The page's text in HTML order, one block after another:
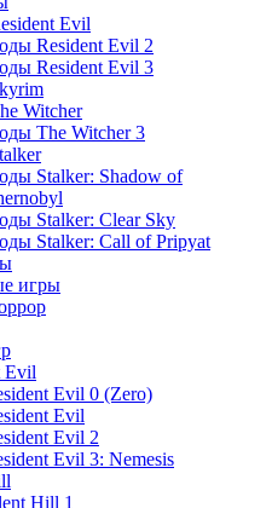
Evil
Resident Evil 2
Resident Evil 3
Witcher
The Witcher 3
Stalker: Shadow of
Stalker: Clear Sky
Stalker: Call of Pripyat
игры
Evil
Evil 0 (Zero)
Evil
Evil 2
Evil 3: Nemesis
Hill 1